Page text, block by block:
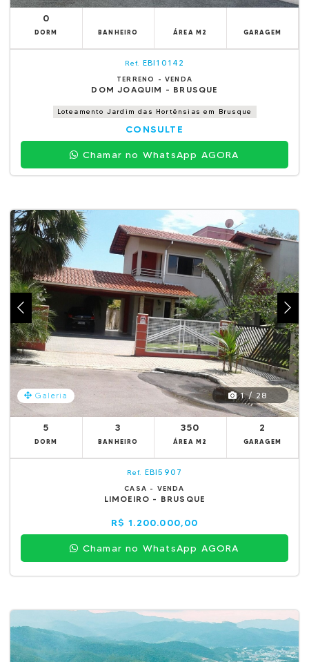
0
DORM BANHEIRO ÁREA M2 GARAGEM
Ref. EBI10142
TERRENO - VENDA
DOM JOAQUIM - BRUSQUE
Loteamento Jardim das Hortênsias em Brusque
CONSULTE
Chamar no WhatsApp AGORA
Galeria 1 / 28
5
DORM
3
BANHEIRO
350
ÁREA M2
2
GARAGEM
Ref. EBI5907
CASA - VENDA
LIMOEIRO - BRUSQUE
R$ 1.200.000,00
Chamar no WhatsApp AGORA